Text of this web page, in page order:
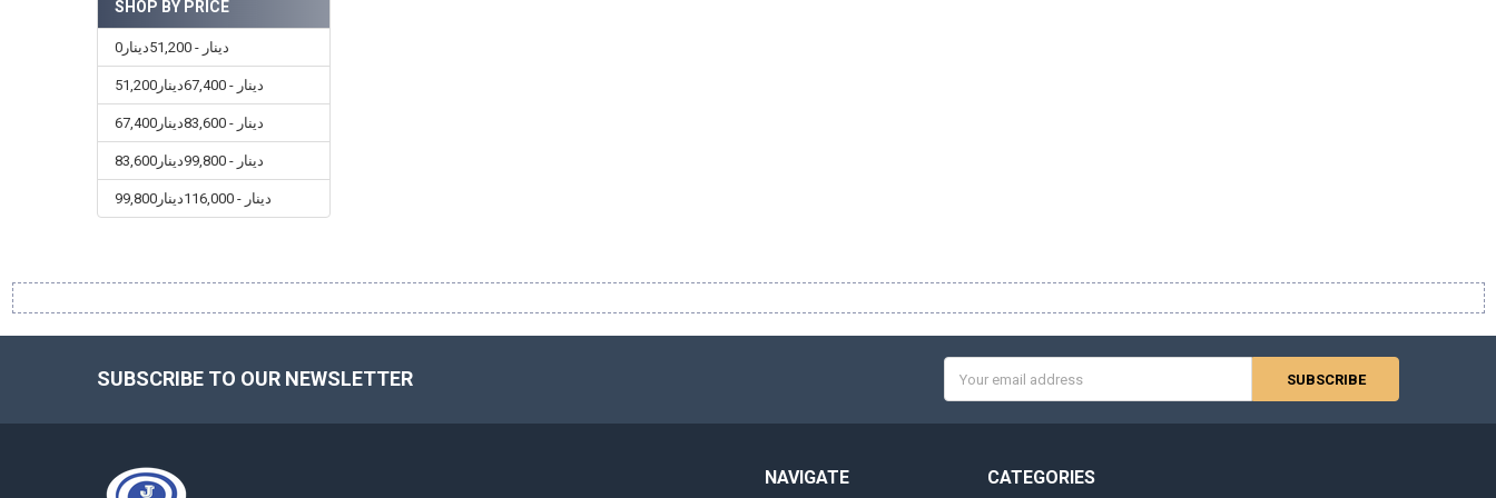
SHOP BY PRICE
0دينار - 51,200دينار
51,200دينار - 67,400دينار
67,400دينار - 83,600دينار
83,600دينار - 99,800دينار
99,800دينار - 116,000دينار
SUBSCRIBE TO OUR NEWSLETTER
Address
NAVIGATE CATEGORIES